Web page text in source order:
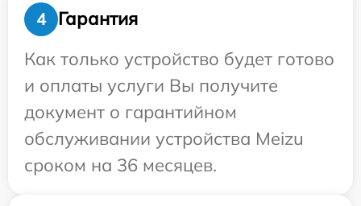
4
Гарантия
Как только устройство будет готово
и оплаты услуги Вы получите
документ о гарантийном
обслуживании устройства Meizu
сроком на 36 месяцев.